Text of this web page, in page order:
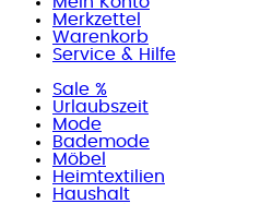
Merkzettel
Warenkorb
Service & Hilfe
Sale %
Urlaubszeit
Mode
Bademode
Möbel
Heimtextilien
Haushalt